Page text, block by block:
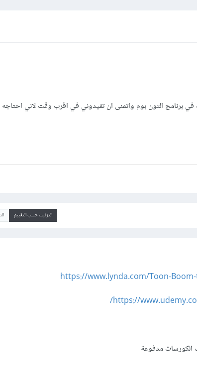
في برنامج التون بوم واتمنى ان تفيدوني في اقرب وقت لاني
الترتيب حسب التقييم
https://www.lynda.com/Toon-
https://
الكورسات مدفوعة